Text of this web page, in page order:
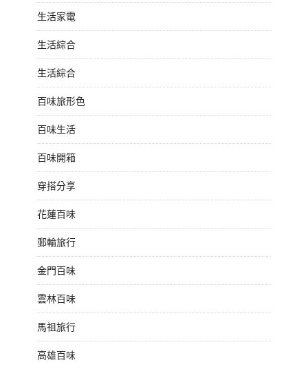
生活家電
生活綜合
生活綜合
百味旅形色
百味生活
百味開箱
穿搭分享
花蓮百味
郵輪旅行
金門百味
雲林百味
馬祖旅行
高雄百味